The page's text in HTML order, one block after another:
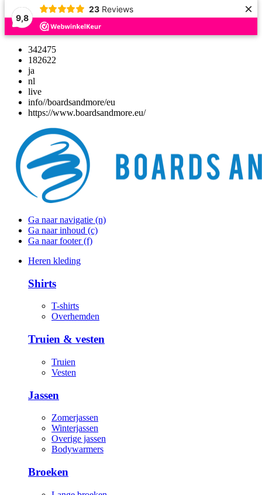
9,8
23 Reviews ×
342475
182622
ja
nl
live
info//boardsandmore/eu
https://www.boardsandmore.eu/
Ga naar navigatie (n)
Ga naar inhoud (c)
Ga naar footer (f)
Heren kleding
Shirts
T-shirts
Overhemden
Truien & vesten
Truien
Vesten
Jassen
Zomerjassen
Winterjassen
Overige jassen
Bodywarmers
Broeken